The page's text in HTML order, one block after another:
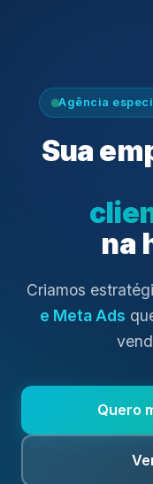
Agência
Sua
na
Criamos
e Meta Ads
Quero